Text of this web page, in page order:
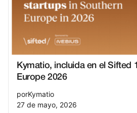
Kymatio, incluida en el Sifted
Europe 2026
porKymatio
27 de mayo, 2026